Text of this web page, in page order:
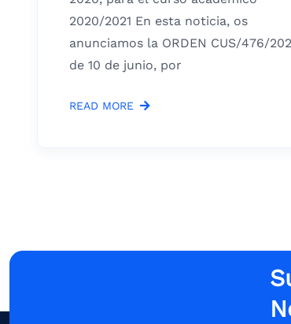
2020/2021 En esta noticia, os
anunciamos la ORDEN CUS/476/
de 10 de junio, por
READ MORE